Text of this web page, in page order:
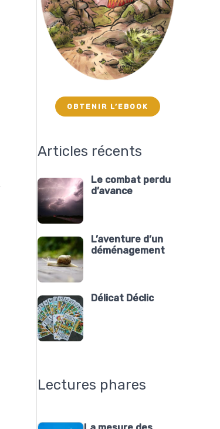
OBTENIR L’EBOOK
Articles récents
Le combat perdu
d’avance
L’aventure d’un
déménagement
Délicat Déclic
Lectures phares